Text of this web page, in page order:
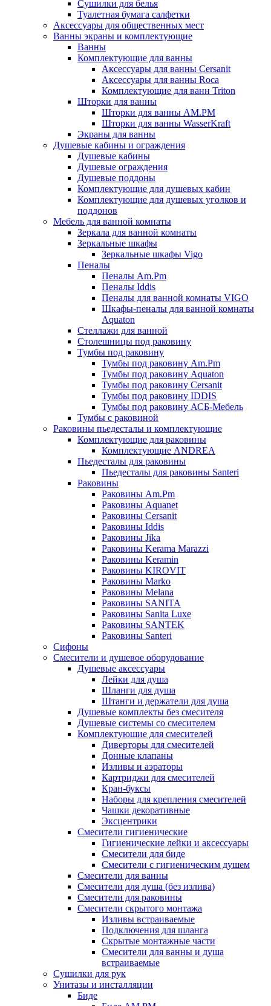
Сушилки для белья
Туалетная бумага салфетки
Аксессуары для общественных мест
Ванны экраны и комплектующие
Ванны
Комплектующие для ванны
Аксессуары для ванны Cersanit
Аксессуары для ванны Roca
Комплектующие для ванн Triton
Шторки для ванны
Шторки для ванны AM.PM
Шторки для ванны WasserKraft
Экраны для ванны
Душевые кабины и ограждения
Душевые кабины
Душевые ограждения
Душевые поддоны
Комплектующие для душевых кабин
Комплектующие для душевых уголков и
поддонов
Мебель для ванной комнаты
Зеркала для ванной комнаты
Зеркальные шкафы
Зеркальные шкафы Vigo
Пеналы
Пеналы Am.Pm
Пеналы Iddis
Пеналы для ванной комнаты VIGO
Шкафы-пеналы для ванной комнаты
Aquaton
Стеллажи для ванной
Столешницы под раковину
Тумбы под раковину
Тумбы под раковину Am.Pm
Тумбы под раковину Aquaton
Тумбы под раковину Cersanit
Тумбы под раковину IDDIS
Тумбы под раковину АСБ-Мебель
Тумбы с раковиной
Раковины пьедесталы и комплектующие
Комплектующие для раковины
Комплектующие ANDREA
Пьедесталы для раковины
Пьедесталы для раковины Santeri
Раковины
Раковины Am.Pm
Раковины Aquanet
Раковины Cersanit
Раковины Iddis
Раковины Jika
Раковины Kerama Marazzi
Раковины Keramin
Раковины KIROVIT
Раковины Marko
Раковины Melana
Раковины SANITA
Раковины Sanita Luxe
Раковины SANTEK
Раковины Santeri
Сифоны
Смесители и душевое оборудование
Душевые аксессуары
Лейки для душа
Шланги для душа
Штанги и держатели для душа
Душевые комплекты без смесителя
Душевые системы со смесителем
Комплектующие для смесителей
Диверторы для смесителей
Донные клапаны
Изливы и аэраторы
Картриджи для смесителей
Кран-буксы
Наборы для крепления смесителей
Чашки декоративные
Эксцентрики
Смесители гигиенические
Гигиенические лейки и аксессуары
Смесители для биде
Смесители с гигиеническим душем
Смесители для ванны
Смесители для душа (без излива)
Смесители для раковины
Смесители скрытого монтажа
Изливы встраиваемые
Подключения для шланга
Скрытые монтажные части
Смесители для ванны и душа
встраиваемые
Сушилки для рук
Унитазы и инсталляции
Биде